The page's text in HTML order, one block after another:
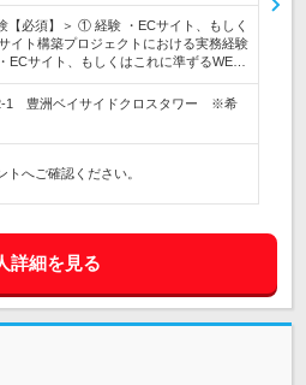
【必須】＞ ① 経験 ・ECサイト、もしく
イト構築プロジェクトにおける実務経験
サイト、もしくはこれに準ずるWE…
1 豊洲ベイサイドクロスタワー ※希
へご確認ください。
詳細を見る